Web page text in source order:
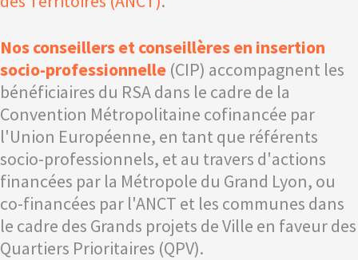
Nos conseillers et conseillères en insertion
socio-professionnelle (CIP) accompagnent les
bénéficiaires du RSA dans le cadre de la
Convention Métropolitaine cofinancée par
l'Union Européenne, en tant que référents
socio-professionnels, et au travers d'actions
financées par la Métropole du Grand Lyon, ou
co-financées par l'ANCT et les communes dans
le cadre des Grands projets de Ville en faveur des
Quartiers Prioritaires (QPV).